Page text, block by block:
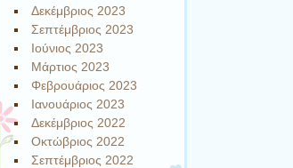
Δεκέμβριος 2023
Σεπτέμβριος 2023
Ιούνιος 2023
Μάρτιος 2023
Φεβρουάριος 2023
Ιανουάριος 2023
Δεκέμβριος 2022
Οκτώβριος 2022
Σεπτέμβριος 2022